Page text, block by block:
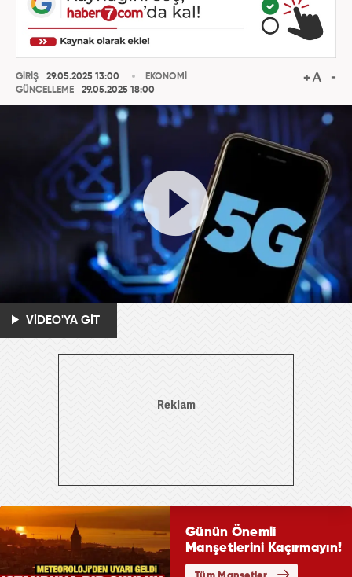
GİRİŞ
29.05.2025 13:00
GÜNCELLEME
29.05.2025 18:00
EKONOMİ
VİDEO'YA GİT